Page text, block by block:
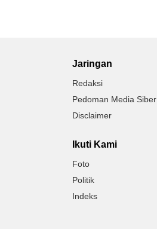
Jaringan
Redaksi
Pedoman Media Siber
Disclaimer
Ikuti Kami
Foto
Politik
Indeks